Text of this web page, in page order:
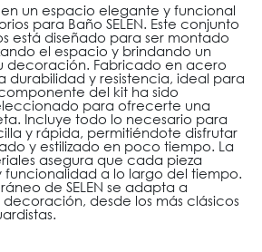
un espacio elegante y funcional
para Baño SELEN. Este conjunto
está diseñado para ser montado
el espacio y brindando un
decoración. Fabricado en acero
durabilidad y resistencia, ideal para
del kit ha sido
para ofrecerte una
Incluye todo lo necesario para
y rápida, permitiéndote disfrutar
y estilizado en poco tiempo. La
asegura que cada pieza
funcionalidad a lo largo del tiempo.
de SELEN se adapta a
desde los más clásicos